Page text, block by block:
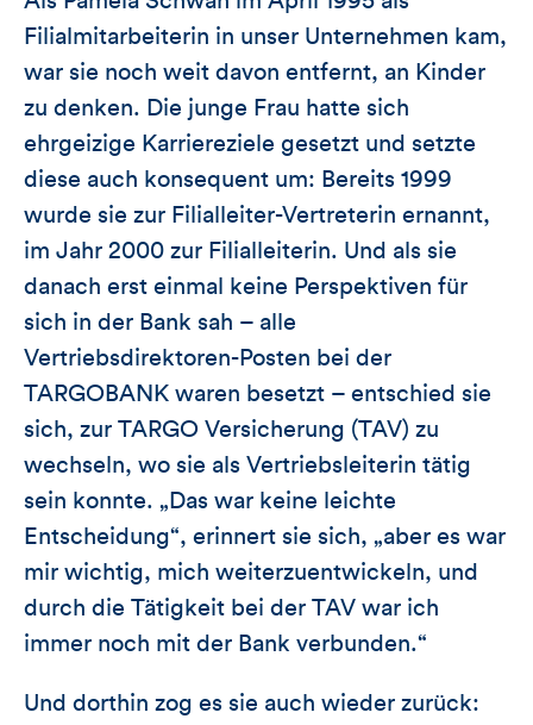
Filialmitarbeiterin in unser Unternehmen kam,
war sie noch weit davon entfernt, an Kinder
zu denken. Die junge Frau hatte sich
ehrgeizige Karriereziele gesetzt und setzte
diese auch konsequent um: Bereits 1999
wurde sie zur Filialleiter-Vertreterin ernannt,
im Jahr 2000 zur Filialleiterin. Und als sie
danach erst einmal keine Perspektiven für
sich in der Bank sah – alle
Vertriebsdirektoren-Posten bei der
TARGOBANK waren besetzt – entschied sie
sich, zur TARGO Versicherung (TAV) zu
wechseln, wo sie als Vertriebsleiterin tätig
sein konnte. „Das war keine leichte
Entscheidung“, erinnert sie sich, „aber es war
mir wichtig, mich weiterzuentwickeln, und
durch die Tätigkeit bei der TAV war ich
immer noch mit der Bank verbunden.“
Und dorthin zog es sie auch wieder zurück: